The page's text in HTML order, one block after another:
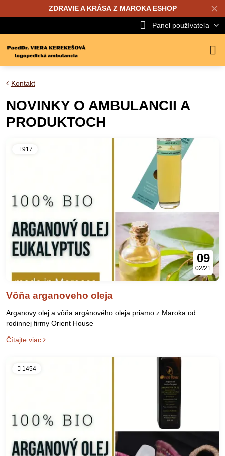
✕
ZDRAVIE A KRÁSA Z MAROKA ESHOP
Panel používateľa
Kontakt
NOVINKY O AMBULANCII A
PRODUKTOCH
917
09
02/21
Vôňa arganoveho oleja
Arganovy olej a vôňa argánového oleja priamo z Maroka od
rodinnej firmy Orient House
Čítajte viac
1454